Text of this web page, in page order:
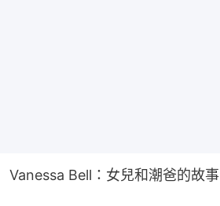
Vanessa Bell：女兒和潮爸的故事